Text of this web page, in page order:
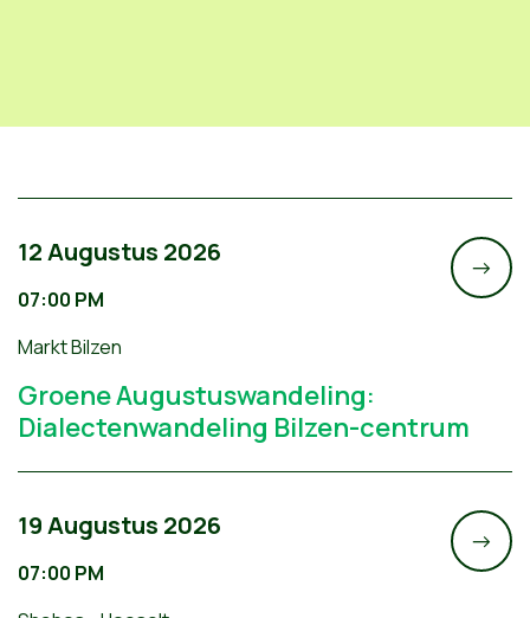
12 Augustus 2026
07:00 PM
Markt Bilzen
Groene Augustuswandeling:
Dialectenwandeling Bilzen-centrum
->
19 Augustus 2026
07:00 PM
->